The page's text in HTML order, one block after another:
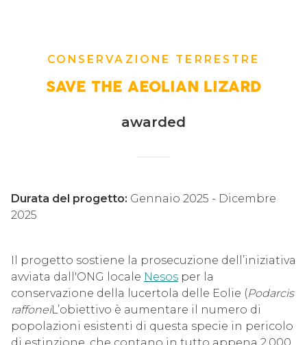
CONSERVAZIONE TERRESTRE
SAVE THE AEOLIAN LIZARD
awarded
Durata del progetto: Gennaio 2025 - Dicembre
2025
Il progetto sostiene la prosecuzione dell’iniziativa
avviata dall'ONG locale Nesos per la
conservazione della lucertola delle Eolie (Podarcis
raffoneiL’obiettivo è aumentare il numero di
popolazioni esistenti di questa specie in pericolo
di estinzione, che contano in tutto appena 2.000